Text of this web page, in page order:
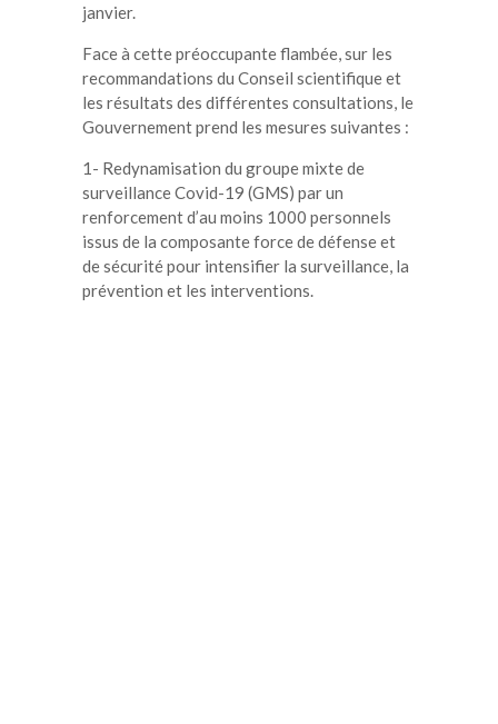
janvier.
Face à cette préoccupante flambée, sur les
recommandations du Conseil scientifique et
les résultats des différentes consultations, le
Gouvernement prend les mesures suivantes :
1- Redynamisation du groupe mixte de
surveillance Covid-19 (GMS) par un
renforcement d’au moins 1000 personnels
issus de la composante force de défense et
de sécurité pour intensifier la surveillance, la
prévention et les interventions.